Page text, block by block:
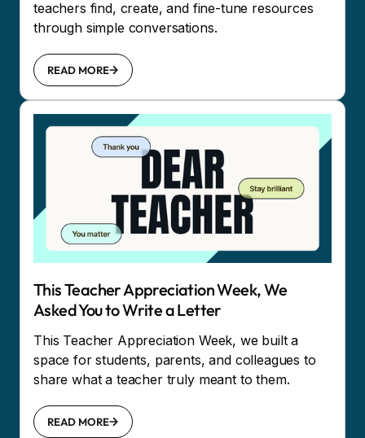
teachers find, create, and fine-tune resources
through simple conversations.
READ MORE
This Teacher Appreciation Week, We
Asked You to Write a Letter
This Teacher Appreciation Week, we built a
space for students, parents, and colleagues to
share what a teacher truly meant to them.
READ MORE